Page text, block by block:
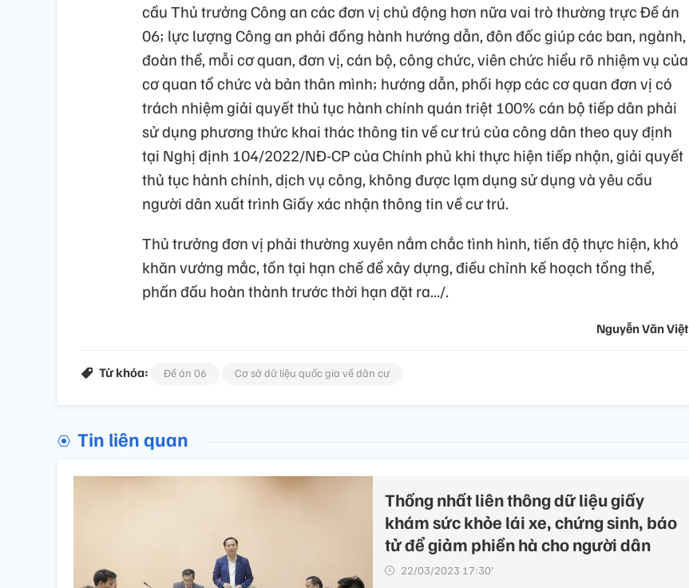
cầu Thủ trưởng Công an các đơn vị chủ động hơn nữa vai trò thường trực Đề án
06; lực lượng Công an phải đồng hành hướng dẫn, đôn đốc giúp các ban, ngành,
đoàn thể, mỗi cơ quan, đơn vị, cán bộ, công chức, viên chức hiểu rõ nhiệm vụ của
cơ quan tổ chức và bản thân mình; hướng dẫn, phối hợp các cơ quan đơn vị có
trách nhiệm giải quyết thủ tục hành chính quán triệt 100% cán bộ tiếp dân phải
sử dụng phương thức khai thác thông tin về cư trú của công dân theo quy định
tại Nghị định 104/2022/NĐ-CP của Chính phủ khi thực hiện tiếp nhận, giải quyết
thủ tục hành chính, dịch vụ công, không được lạm dụng sử dụng và yêu cầu
người dân xuất trình Giấy xác nhận thông tin về cư trú.
Thủ trưởng đơn vị phải thường xuyên nắm chắc tình hình, tiến độ thực hiện, khó
khăn vướng mắc, tồn tại hạn chế để xây dựng, điều chỉnh kế hoạch tổng thể,
phấn đấu hoàn thành trước thời hạn đặt ra.../.
Nguyễn Văn Việt
Từ khóa: Đề án 06 Cơ sở dữ liệu quốc gia về dân cư
Tin liên quan
Thống nhất liên thông dữ liệu giấy
khám sức khỏe lái xe, chứng sinh, báo
tử để giảm phiền hà cho người dân
22/03/2023 17:30’